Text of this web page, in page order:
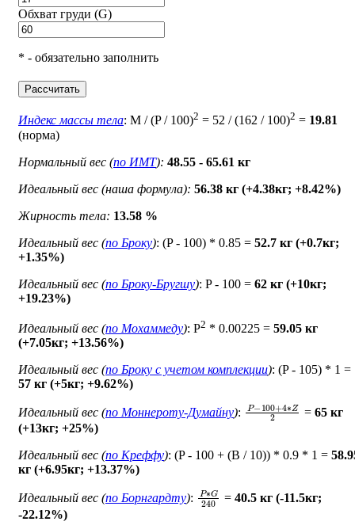
Обхват груди (G)
* - обязательно заполнить
Рассчитать
Индекс массы тела: M / (P / 100)2 = 52 / (162 / 100)2 = 19.81
(норма)
Нормальный вес (по ИМТ): 48.55 - 65.61 кг
Идеальный вес (наша формула): 56.38 кг (+4.38кг; +8.42%)
Жирность тела: 13.58 %
Идеальный вес (по Броку): (P - 100) * 0.85 = 52.7 кг (+0.7кг;
+1.35%)
Идеальный вес (по Броку-Бругшу): P - 100 = 62 кг (+10кг;
+19.23%)
Идеальный вес (по Мохаммеду): P2 * 0.00225 = 59.05 кг
(+7.05кг; +13.56%)
Идеальный вес (по Броку c учетом комплекции): (P - 105) * 1 =
57 кг (+5кг; +9.62%)
Идеальный вес (по Моннероту-Думайну): P− 100 +4∗ 2
=65 кг
(+13кг; +25%)
Идеальный вес (по Креффу): (P - 100 + (B / 10)) * 0.9 * 1 =
кг (+6.95кг; +13.37%)
Идеальный вес (по Борнгардту): P∗G 240
=40.5 кг (-11.5кг;
-22.12%)